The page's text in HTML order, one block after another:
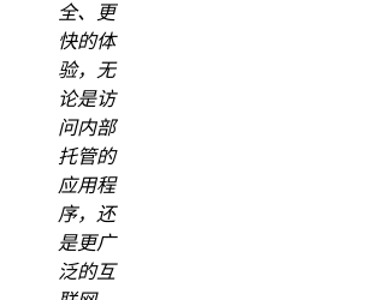
全、更
快的体
验，无
论是访
问内部
托管的
应用程
序，还
是更广
泛的互